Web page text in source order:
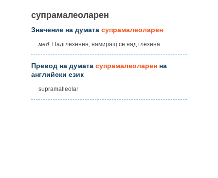
супрамалеоларен
Значение на думата супрамалеоларен
мед. Надглезенен, намиращ се над глезена.
Превод на думата супрамалеоларен на
английски език
supramalleolar